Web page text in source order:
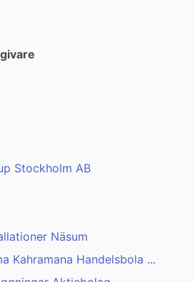
Stockholm AB
Näsum
Kahramana Handelsbola ...